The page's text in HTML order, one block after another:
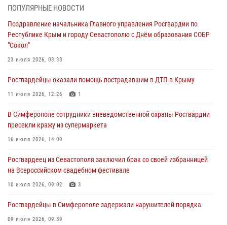
мужчину
Росгвардия в Крыму и Севастополе задержала ряд
правонарушителей
03 августа 2026, 14:08
В Симферополе росгвардейцы задержали гражданина,
подозреваемого в совершении серии краж
Росгвардейцы оперативно задержали нарушителя на охраняемом
объекте в Севастополе
ПОПУЛЯРНЫЕ НОВОСТИ
Поздравление начальника Главного управления Росгвардии по
Республике Крым и городу Севастополю с Днём образования СОБР
"Сокол"
23 июля 2026, 03:38
Росгвардейцы оказали помощь пострадавшим в ДТП в Крыму
11 июля 2026, 12:26 1
В Симферополе сотрудники вневедомственной охраны Росгвардии
пресекли кражу из супермаркета
16 июля 2026, 14:09
Росгвардеец из Севастополя заключил брак со своей избранницей
на Всероссийском свадебном фестивале
10 июля 2026, 09:02 3
Росгвардейцы в Симферополе задержали нарушителей порядка
09 июля 2026, 09:39